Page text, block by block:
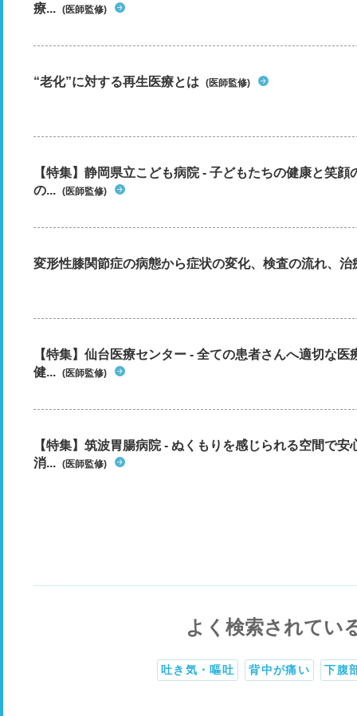
療... (医師監修)
“老化”に対する再生医療とは (医師監修)
【特集】静岡県立こども病院 - 子どもたちの健康と笑
の... (医師監修)
変形性膝関節症の病態から症状の変化、検査の流れ、治
【特集】仙台医療センター - 全ての患者さんへ適切な
健... (医師監修)
【特集】筑波胃腸病院 - ぬくもりを感じられる空間で
消... (医師監修)
よく検索されてい
吐き気・嘔吐 背中が痛い 下腹